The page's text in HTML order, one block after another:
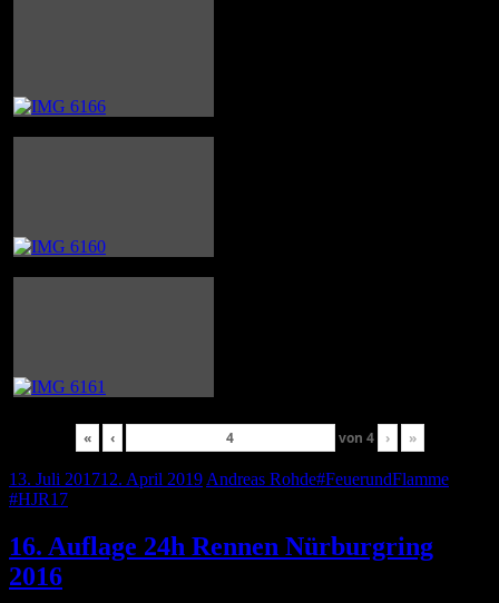
« ‹ von 4 › »
13. Juli 201712. April 2019Andreas Rohde#FeuerundFlamme
#HJR17
16. Auflage 24h Rennen Nürburgring
2016